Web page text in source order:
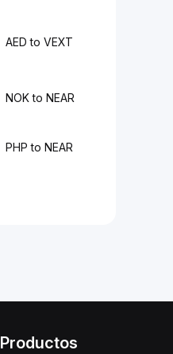
AED to VEXT
NOK to NEAR
PHP to NEAR
Productos